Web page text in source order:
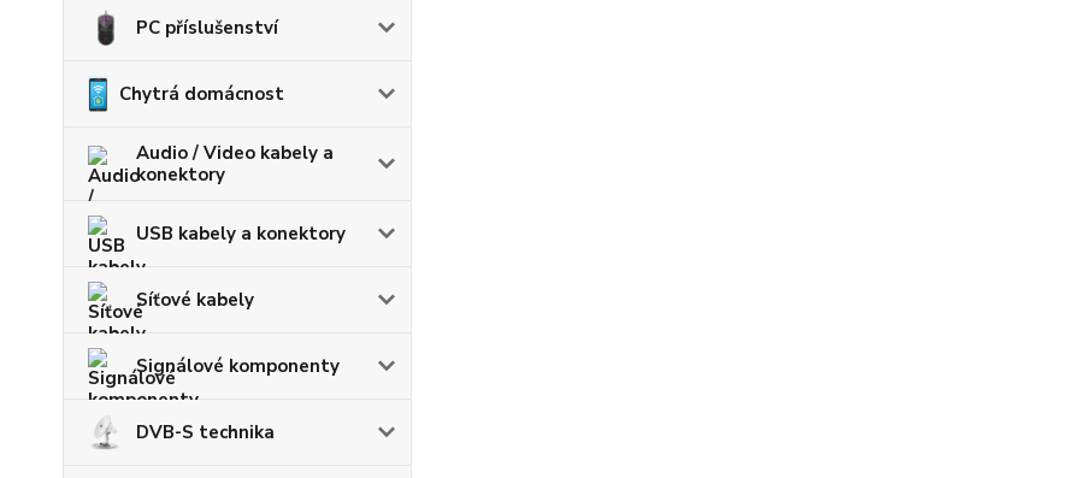
PC příslušenství
Chytrá domácnost
Audio / Video kabely a
konektory
USB kabely a konektory
Síťové kabely
Signálové komponenty
DVB-S technika